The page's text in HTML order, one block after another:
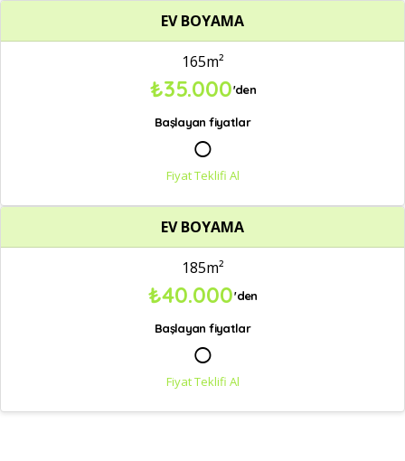
EV BOYAMA
165m²
₺35.000'den
Başlayan fiyatlar
○
Fiyat Teklifi Al
EV BOYAMA
185m²
₺40.000'den
Başlayan fiyatlar
○
Fiyat Teklifi Al